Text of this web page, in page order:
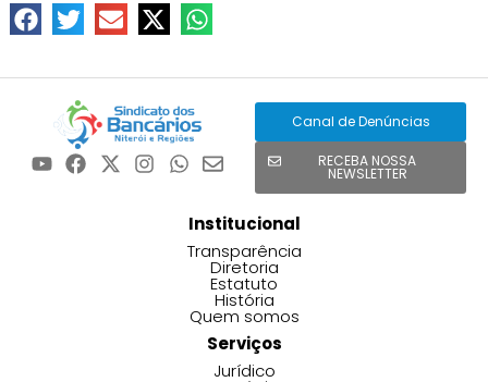
Canal de Denúncias
RECEBA NOSSA
NEWSLETTER
Institucional
Transparência
Diretoria
Estatuto
História
Quem somos
Serviços
Jurídico